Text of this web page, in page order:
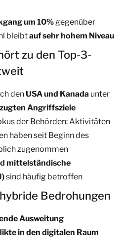
um 10%gegenüber
bleibtauf sehr hohem Niveau
zu den Top-3-
den USA und Kanada unter
Angriffsziele
der Behörden: Aktivitäten
haben seit Beginn des
zugenommen
mittelständische
sind häufig betroffen
Bedrohungen
Ausweitung
in den digitalen Raum